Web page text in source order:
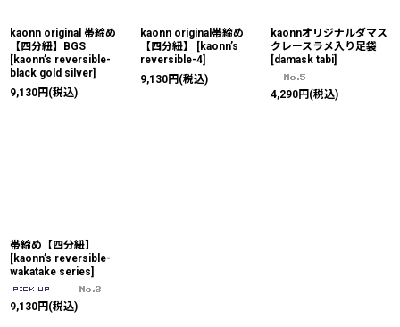
kaonn original 帯締め
【四分紐】BGS
[kaonn’s reversible-
black gold silver]
9,130円 (税込)
kaonn original帯締め
【四分紐】
[kaonn’s
reversible-4]
9,130円 (税込)
kaonnオリジナルダマス
クレースラメ入り足袋
[damask tabi]
4,290円 (税込)
帯締め【四分紐】
[kaonn’s reversible-
wakatake series]
9,130円 (税込)